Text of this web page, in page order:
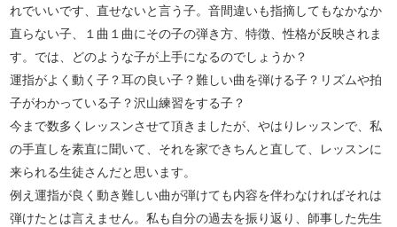
れでいいです、直せないと言う子。音間違いも指摘してもなかなか
直らない子、１曲１曲にその子の弾き方、特徴、性格が反映されま
す。では、どのような子が上手になるのでしょうか？
運指がよく動く子？耳の良い子？難しい曲を弾ける子？リズムや拍
子がわかっている子？沢山練習をする子？
今まで数多くレッスンさせて頂きましたが、やはりレッスンで、私
の手直しを素直に聞いて、それを家できちんと直して、レッスンに
来られる生徒さんだと思います。
例え運指が良く動き難しい曲が弾けても内容を伴わなければそれは
弾けたとは言えません。私も自分の過去を振り返り、師事した先生